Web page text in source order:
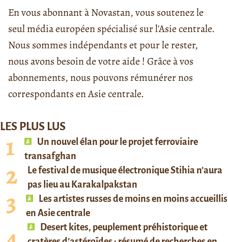
En vous abonnant à Novastan, vous soutenez le
seul média européen spécialisé sur l'Asie centrale.
Nous sommes indépendants et pour le rester,
nous avons besoin de votre aide ! Grâce à vos
abonnements, nous pouvons rémunérer nos
correspondants en Asie centrale.
LES PLUS LUS
Un nouvel élan pour le projet ferroviaire
transafghan
Le festival de musique électronique Stihia n’aura
pas lieu au Karakalpakstan
Les artistes russes de moins en moins accueillis
en Asie centrale
Desert kites, peuplement préhistorique et